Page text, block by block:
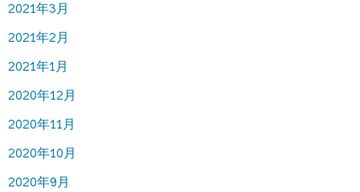
2021年3月
2021年2月
2021年1月
2020年12月
2020年11月
2020年10月
2020年9月